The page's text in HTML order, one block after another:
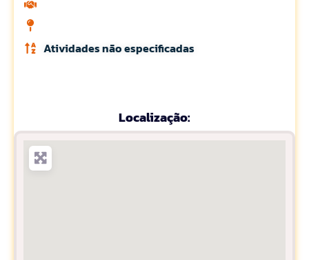
Atividades não especificadas
Localização: